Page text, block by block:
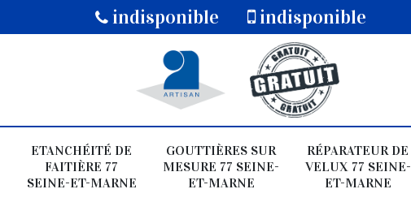
indisponible indisponible
ETANCHÉITÉ DE
FAITIÈRE 77
SEINE-ET-MARNE
GOUTTIÈRES SUR
MESURE 77 SEINE-
ET-MARNE
RÉPARATEUR DE
VELUX 77 SEINE-
ET-MARNE